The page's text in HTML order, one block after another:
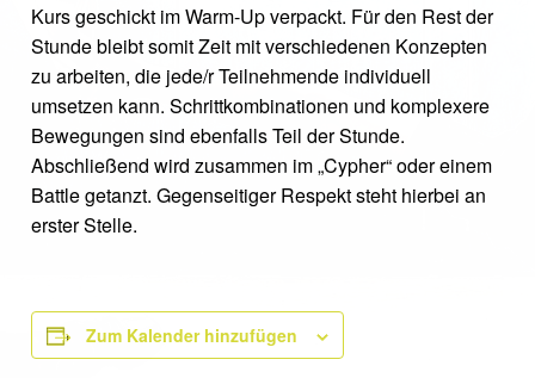
Kurs geschickt im Warm-Up verpackt. Für den Rest der
Stunde bleibt somit Zeit mit verschiedenen Konzepten
zu arbeiten, die jede/r Teilnehmende individuell
umsetzen kann. Schrittkombinationen und komplexere
Bewegungen sind ebenfalls Teil der Stunde.
Abschließend wird zusammen im „Cypher“ oder einem
Battle getanzt. Gegenseitiger Respekt steht hierbei an
erster Stelle.
Zum Kalender hinzufügen